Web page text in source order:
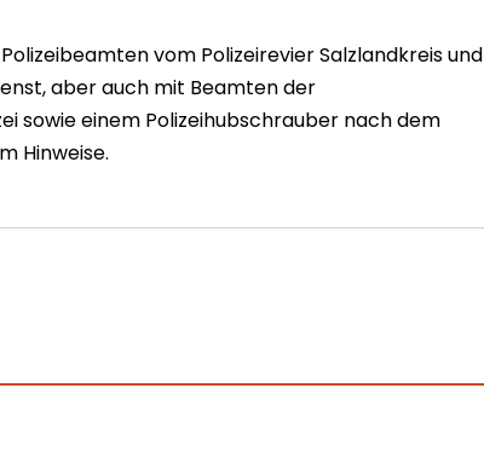
vom Polizeirevier Salzlandkreis und
aber auch mit Beamten der
sowie einem Polizeihubschrauber nach dem
Hinweise.